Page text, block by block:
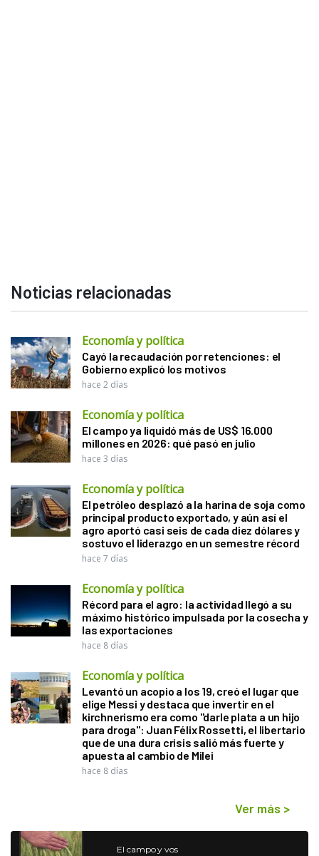
Noticias relacionadas
Economía y política
Cayó la recaudación por retenciones: el
Gobierno explicó los motivos
hace 2 días
Economía y política
El campo ya liquidó más de US$ 16.000
millones en 2026: qué pasó en julio
hace 3 días
Economía y política
El petróleo desplazó a la harina de soja como
principal producto exportado, y aún así el
agro aportó casi seis de cada diez dólares y
sostuvo el liderazgo en un semestre récord
hace 7 días
Economía y política
Récord para el agro: la actividad llegó a su
máximo histórico impulsada por la cosecha y
las exportaciones
hace 8 días
Economía y política
Levantó un acopio a los 19, creó el lugar que
elige Messi y destaca que invertir en el
kirchnerismo era como "darle plata a un hijo
para droga": Juan Félix Rossetti, el libertario
que de una dura crisis salió más fuerte y
apuesta al cambio de Milei
hace 8 días
Ver más >
El campo y vos